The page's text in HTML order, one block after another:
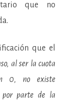
que no
que el
al ser la cuota
0, no existe
por parte de la